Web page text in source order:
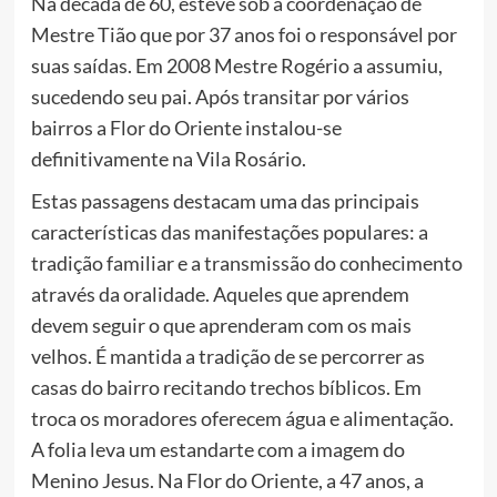
Mestre Tião que por 37 anos foi o responsável por
suas saídas. Em 2008 Mestre Rogério a assumiu,
sucedendo seu pai. Após transitar por vários
bairros a Flor do Oriente instalou-se
definitivamente na Vila Rosário.
Estas passagens destacam uma das principais
características das manifestações populares: a
tradição familiar e a transmissão do conhecimento
através da oralidade. Aqueles que aprendem
devem seguir o que aprenderam com os mais
velhos. É mantida a tradição de se percorrer as
casas do bairro recitando trechos bíblicos. Em
troca os moradores oferecem água e alimentação.
A folia leva um estandarte com a imagem do
Menino Jesus. Na Flor do Oriente, a 47 anos, a